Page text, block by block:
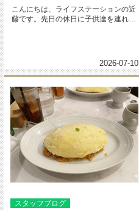
こんにちは、ライフステーションの近
藤です。先日の休日に子供達を連れ
2026-07-10
スタッフブログ